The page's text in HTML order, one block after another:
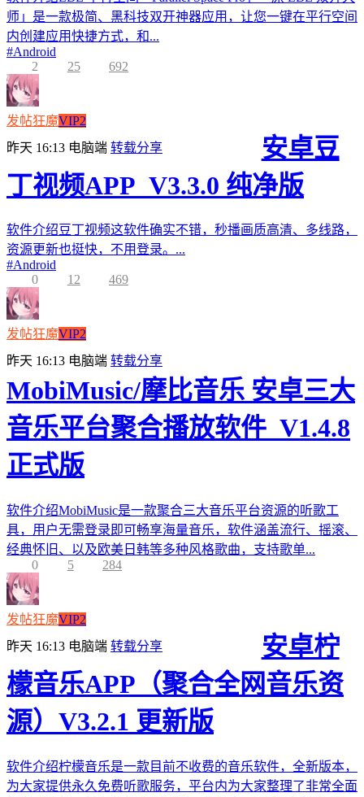
师」是一款极简、黑科技双开神器应用，让您一键在平行空间
内创建应用快捷方式，和...
#Android
2
25 692
发帖狂魔VIP2
昨天 16:13 电脑端 转载分享
安卓豆
丁视频APP_V3.3.0 纯净版
软件介绍豆丁视频这软件确实不错，秒播画质高清、多线路，
资源更新也挺快，不用登录。...
#Android
0
12 469
发帖狂魔VIP2
昨天 16:13 电脑端 转载分享
MobiMusic/摩比音乐 安卓三大
音乐平台聚合播放软件_V1.4.8
正式版
软件介绍MobiMusic是一款聚合三大音乐平台资源的听歌工
具，用户无需登录即可畅享海量音乐，软件涵盖流行、摇滚、
经典怀旧、以及欧美日韩等多种风格歌曲，支持歌单...
0
5 284
发帖狂魔VIP2
昨天 16:13 电脑端 转载分享
安卓柠
檬音乐APP（聚合全网音乐资
源）V3.2.1 更新版
软件介绍柠檬音乐是一款目前不收费的音乐软件，全新版本，
为大家提供永久免费听歌服务，平台内为大家整理了非常全面